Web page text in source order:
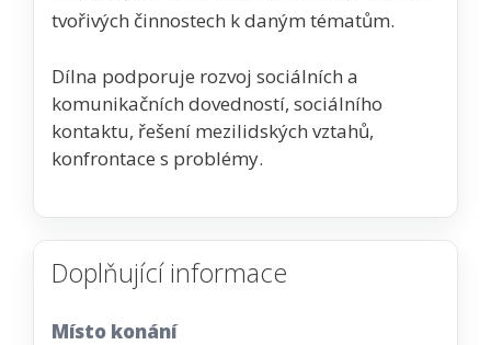
tvořivých činnostech k daným tématům.
Dílna podporuje rozvoj sociálních a
komunikačních dovedností, sociálního
kontaktu, řešení mezilidských vztahů,
konfrontace s problémy.
Doplňující informace
Místo konání